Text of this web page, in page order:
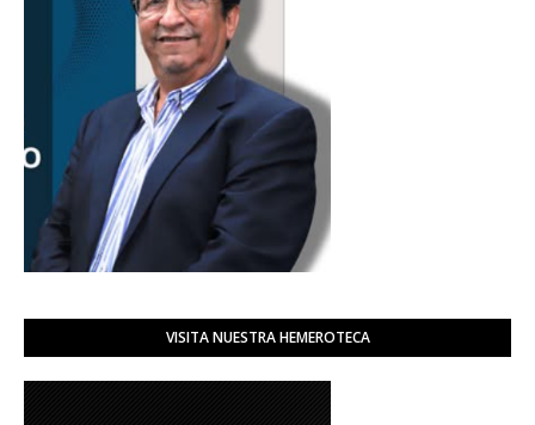
VISITA NUESTRA HEMEROTECA